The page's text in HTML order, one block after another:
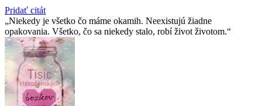
Pridať citát
Niekedy je všetko čo máme okamih. Neexistujú žiadne
opakovania. Všetko, čo sa niekedy stalo, robí život životom.